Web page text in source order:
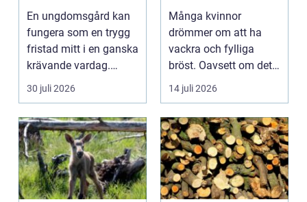
trygghet och
växande
En ungdomsgård kan
fungera som en trygg
fristad mitt i en ganska
krävande vardag.
Skola, sociala med...
30 juli 2026
bröst
Många kvinnor
drömmer om att ha
vackra och fylliga
bröst. Oavsett om det
är f&o...
14 juli 2026